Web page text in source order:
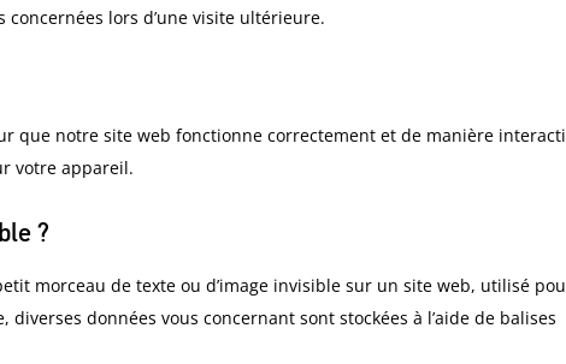
lors d’une visite ultérieure.
que notre site web fonctionne correctement et de manière
votre appareil.
?
morceau de texte ou d’image invisible sur un site web, utilisé
données vous concernant sont stockées à l’aide de balises